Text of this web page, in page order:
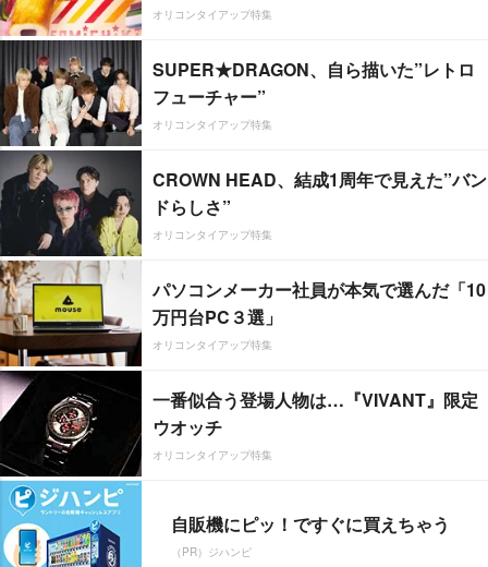
オリコンタイアップ特集
SUPER★DRAGON、自ら描いた”レトロ
フューチャー”
オリコンタイアップ特集
CROWN HEAD、結成1周年で見えた”バン
ドらしさ”
オリコンタイアップ特集
パソコンメーカー社員が本気で選んだ「10
万円台PC３選」
オリコンタイアップ特集
一番似合う登場人物は…『VIVANT』限定
ウオッチ
オリコンタイアップ特集
自販機にピッ！ですぐに買えちゃう
（PR）ジハンピ